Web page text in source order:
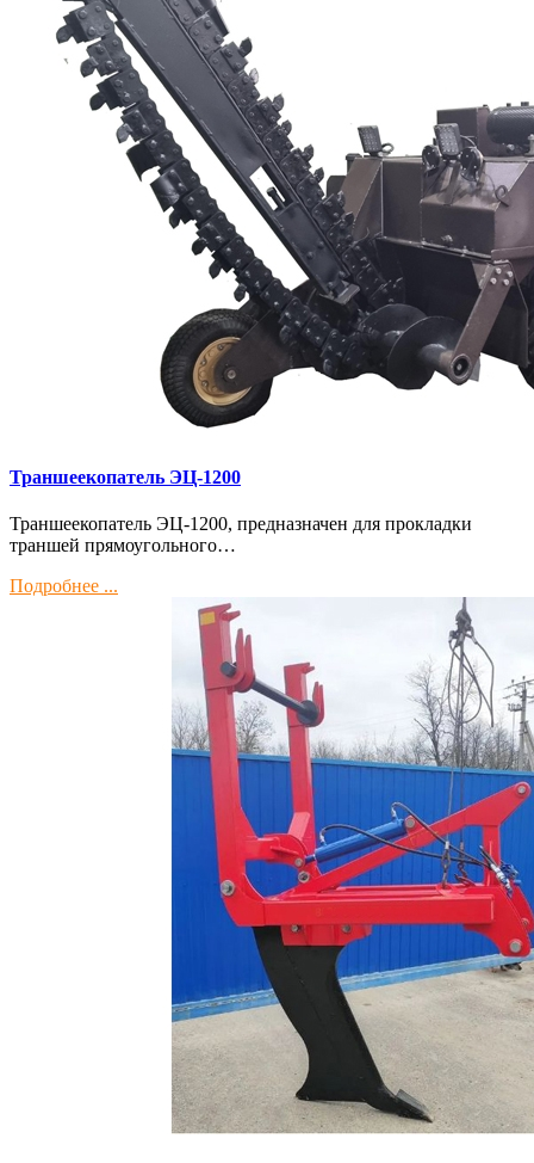
Траншеекопатель ЭЦ-1200
Траншеекопатель ЭЦ-1200, предназначен для прокладки
траншей прямоугольного…
Подробнее ...